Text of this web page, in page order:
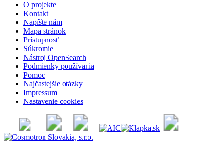
O projekte
Kontakt
Napíšte nám
Mapa stránok
Prístupnosť
Súkromie
Nástroj OpenSearch
Podmienky používania
Pomoc
Najčastejšie otázky
Impressum
Nastavenie cookies